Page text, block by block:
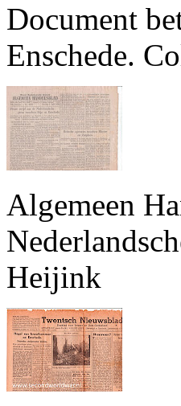
Document
Enschede.
Algemeen
Heijink